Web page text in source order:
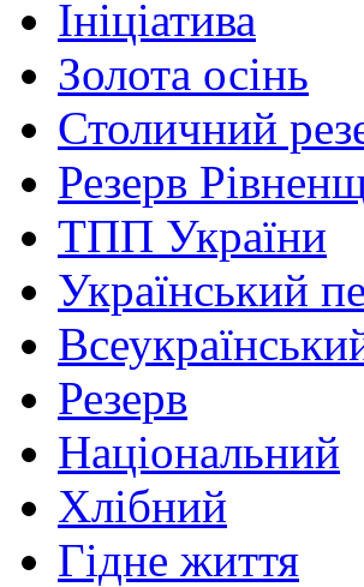
Ініціатива
Золота осінь
Столичний
Резерв
ТПП України
Український
Резерв
Національний
Хлібний
Гідне життя